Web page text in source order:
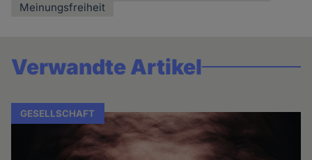
Meinungsfreiheit
Verwandte Artikel
GESELLSCHAFT